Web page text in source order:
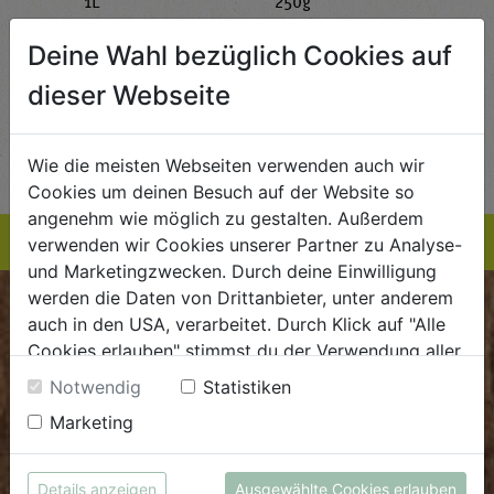
€ 5,99
€ 5,99 / STK
€ 3,99
BIOKISTE
Mo - Do: 8.00 - 16.00 Uhr
dieBiokiste@biohof.at
Deine Wahl bezüglich Cookies auf
dieser Webseite
Wie die meisten Webseiten verwenden auch wir
Cookies um deinen Besuch auf der Website so
angenehm wie möglich zu gestalten. Außerdem
verwenden wir Cookies unserer Partner zu Analyse-
und Marketingzwecken. Durch deine Einwilligung
werden die Daten von Drittanbieter, unter anderem
auch in den USA, verarbeitet. Durch Klick auf "Alle
Cookies erlauben" stimmst du der Verwendung aller
Cookies zu. Unter "Details anzeigen" findest du alle
Infos zu den unterschiedlichen Cookies, du kannst
auch entscheiden, welche Cookies du erlauben
möchtest.
Weitere Informationen findest du in unserer
Notwendig
Statistiken
Marketing
Details anzeigen Ausgewählte Cookies erlauben